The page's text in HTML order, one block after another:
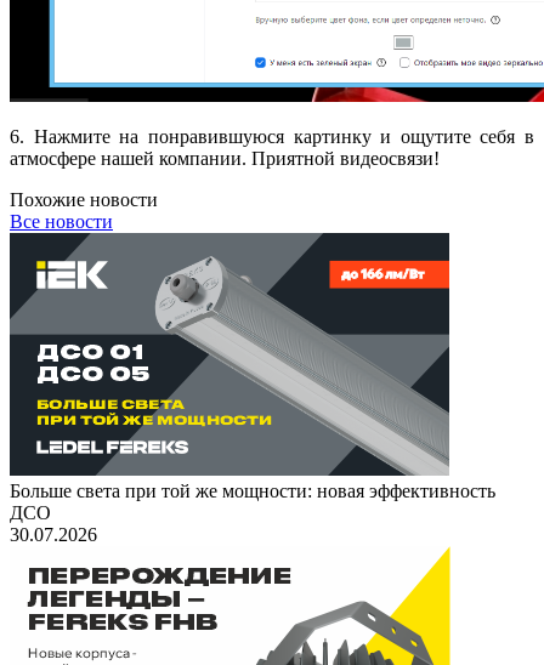
6. Нажмите на понравившуюся картинку и ощутите себя в
атмосфере нашей компании. Приятной видеосвязи!
Похожие новости
Все новости
Больше света при той же мощности: новая эффективность
ДСО
30.07.2026